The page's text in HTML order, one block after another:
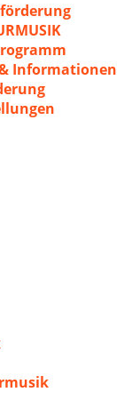
& Informationen